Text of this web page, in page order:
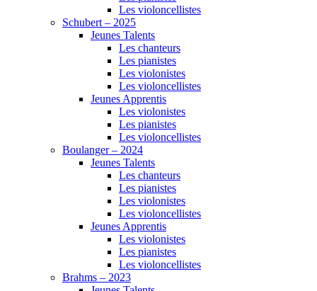
Les violoncellistes
Schubert – 2025
Jeunes Talents
Les chanteurs
Les pianistes
Les violonistes
Les violoncellistes
Jeunes Apprentis
Les violonistes
Les pianistes
Les violoncellistes
Boulanger – 2024
Jeunes Talents
Les chanteurs
Les pianistes
Les violonistes
Les violoncellistes
Jeunes Apprentis
Les violonistes
Les pianistes
Les violoncellistes
Brahms – 2023